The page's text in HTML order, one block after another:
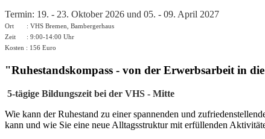
Termin: 19. - 23. Oktober 2026 und 05. - 09. April 2027
Ort : VHS Bremen, Bambergerhaus
Zeit : 9:00-14:00 Uhr
Kosten :
"Ruhestandskompass - von der Erwerbsarbeit in
5-tägige Bildungszeit bei der VHS - Mitte
Wie kann der Ruhestand zu einer spannenden und
kann und wie Sie eine neue Alltagsstruktur mit erfüllenden